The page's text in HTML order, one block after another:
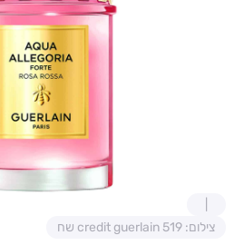
צילום: credit guerlain 519 שח